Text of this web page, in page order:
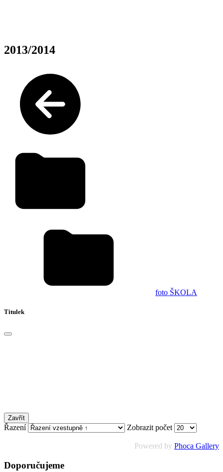
2013/2014
foto ŠKOLA
Titulek
Zavřít
Řazení Zobrazit počet
Powered by Phoca Gallery
Doporučujeme